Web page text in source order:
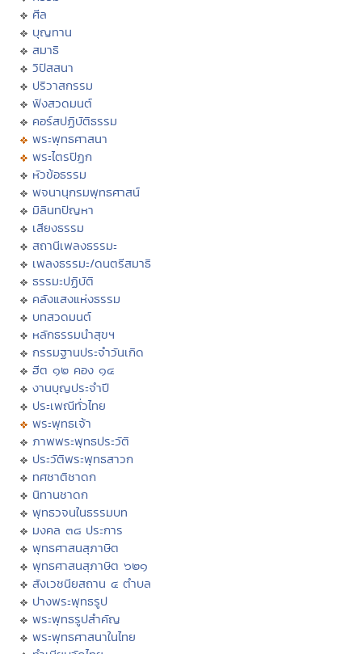
ศีล
บุญทาน
สมาธิ
วิปัสสนา
ปริวาสกรรม
ฟังสวดมนต์
คอร์สปฏิบัติธรรม
พระพุทธศาสนา
พระไตรปิฏก
หัวข้อธรรม
พจนานุกรมพุทธศาสน์
มิลินทปัญหา
เสียงธรรม
สถานีเพลงธรรมะ
เพลงธรรมะ/ดนตรีสมาธิ
ธรรมะปฏิบัติ
คลังแสงแห่งธรรม
บทสวดมนต์
หลักธรรมนำสุขฯ
กรรมฐานประจำวันเกิด
ฮีต ๑๒ คอง ๑๔
งานบุญประจำปี
ประเพณีทั่วไทย
พระพุทธเจ้า
ภาพพระพุทธประวัติ
ประวัติพระพุทธสาวก
ทศชาติชาดก
นิทานชาดก
พุทธวจนในธรรมบท
มงคล ๓๘ ประการ
พุทธศาสนสุภาษิต
พุทธศาสนสุภาษิต ๖๒๑
สังเวชนียสถาน ๔ ตำบล
ปางพระพุทธรูป
พระพุทธรูปสำคัญ
พระพุทธศาสนาในไทย